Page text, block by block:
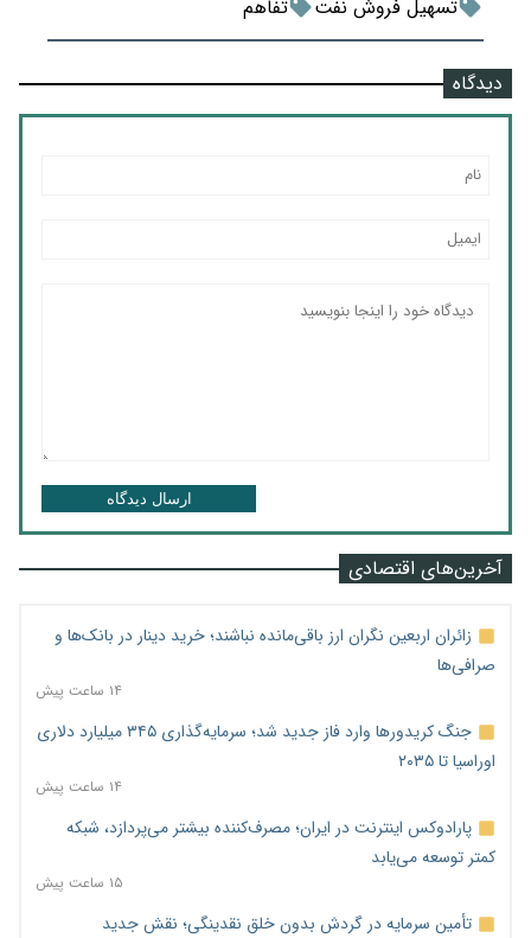
تسهیل فروش نفت تفاهم
دیدگاه
ارسال دیدگاه
آخرین‌های اقتصادی
زائران اربعین نگران ارز باقی‌مانده نباشند؛ خرید دینار در بانک‌ها و
صرافی‌ها
۱۴ ساعت پیش
جنگ کریدورها وارد فاز جدید شد؛ سرمایه‌گذاری ۳۴۵ میلیارد دلاری
اوراسیا تا ۲۰۳۵
۱۴ ساعت پیش
پارادوکس اینترنت در ایران؛ مصرف‌کننده بیشتر می‌پردازد، شبکه
کمتر توسعه می‌یابد
۱۵ ساعت پیش
تأمین سرمایه در گردش بدون خلق نقدینگی؛ نقش جدید